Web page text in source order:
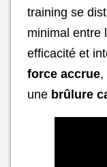
training se
minimal entre
efficacité et
force accrue,
une brûlure